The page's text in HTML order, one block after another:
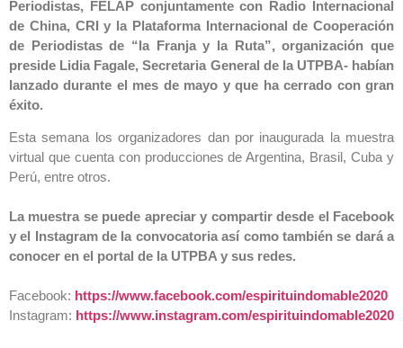
Periodistas, FELAP conjuntamente con Radio Internacional
de China, CRI y la Plataforma Internacional de Cooperación
de Periodistas de “la Franja y la Ruta”, organización que
preside Lidia Fagale, Secretaria General de la UTPBA- habían
lanzado durante el mes de mayo y que ha cerrado con gran
éxito.
Esta semana los organizadores dan por inaugurada la muestra
virtual que cuenta con producciones de Argentina, Brasil, Cuba y
Perú, entre otros.
La muestra se puede apreciar y compartir desde el Facebook
y el Instagram de la convocatoria así como también se dará a
conocer en el portal de la UTPBA y sus redes.
Facebook: https://www.facebook.com/espirituindomable2020
Instagram: https://www.instagram.com/espirituindomable2020